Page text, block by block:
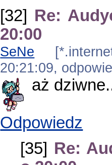
[32] Re:
20:00
SeNe
20:21:09,
aż
Odpowiedz
[35] Re: